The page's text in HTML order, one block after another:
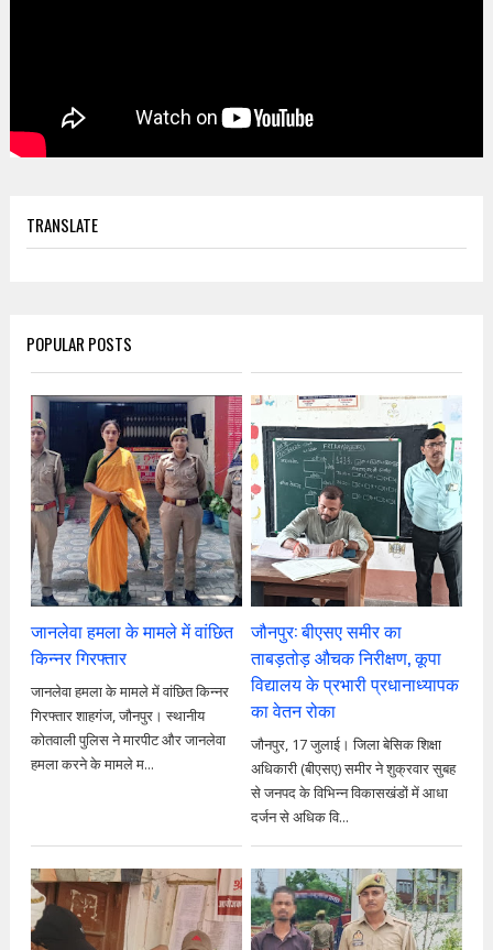
TRANSLATE
POPULAR POSTS
जानलेवा हमला के मामले में वांछित
किन्नर गिरफ्तार
जानलेवा हमला के मामले में वांछित किन्नर
गिरफ्तार शाहगंज, जौनपुर। स्थानीय
कोतवाली पुलिस ने मारपीट और जानलेवा
हमला करने के मामले म...
जौनपुर: बीएसए समीर का
ताबड़तोड़ औचक निरीक्षण, कूपा
विद्यालय के प्रभारी प्रधानाध्यापक
का वेतन रोका
जौनपुर, 17 जुलाई। जिला बेसिक शिक्षा
अधिकारी (बीएसए) समीर ने शुक्रवार सुबह
से जनपद के विभिन्न विकासखंडों में आधा
दर्जन से अधिक वि...